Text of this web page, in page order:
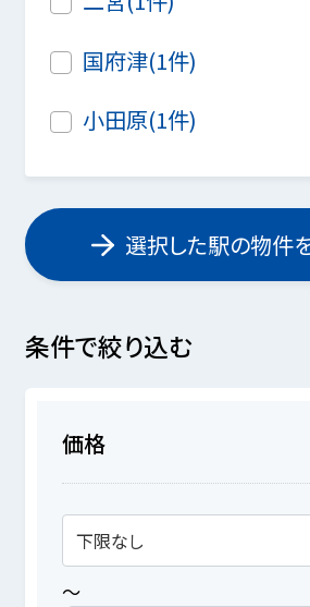
国府津(1件)
小田原(1件)
選択した駅の物件
条件で絞り込む
価格
～